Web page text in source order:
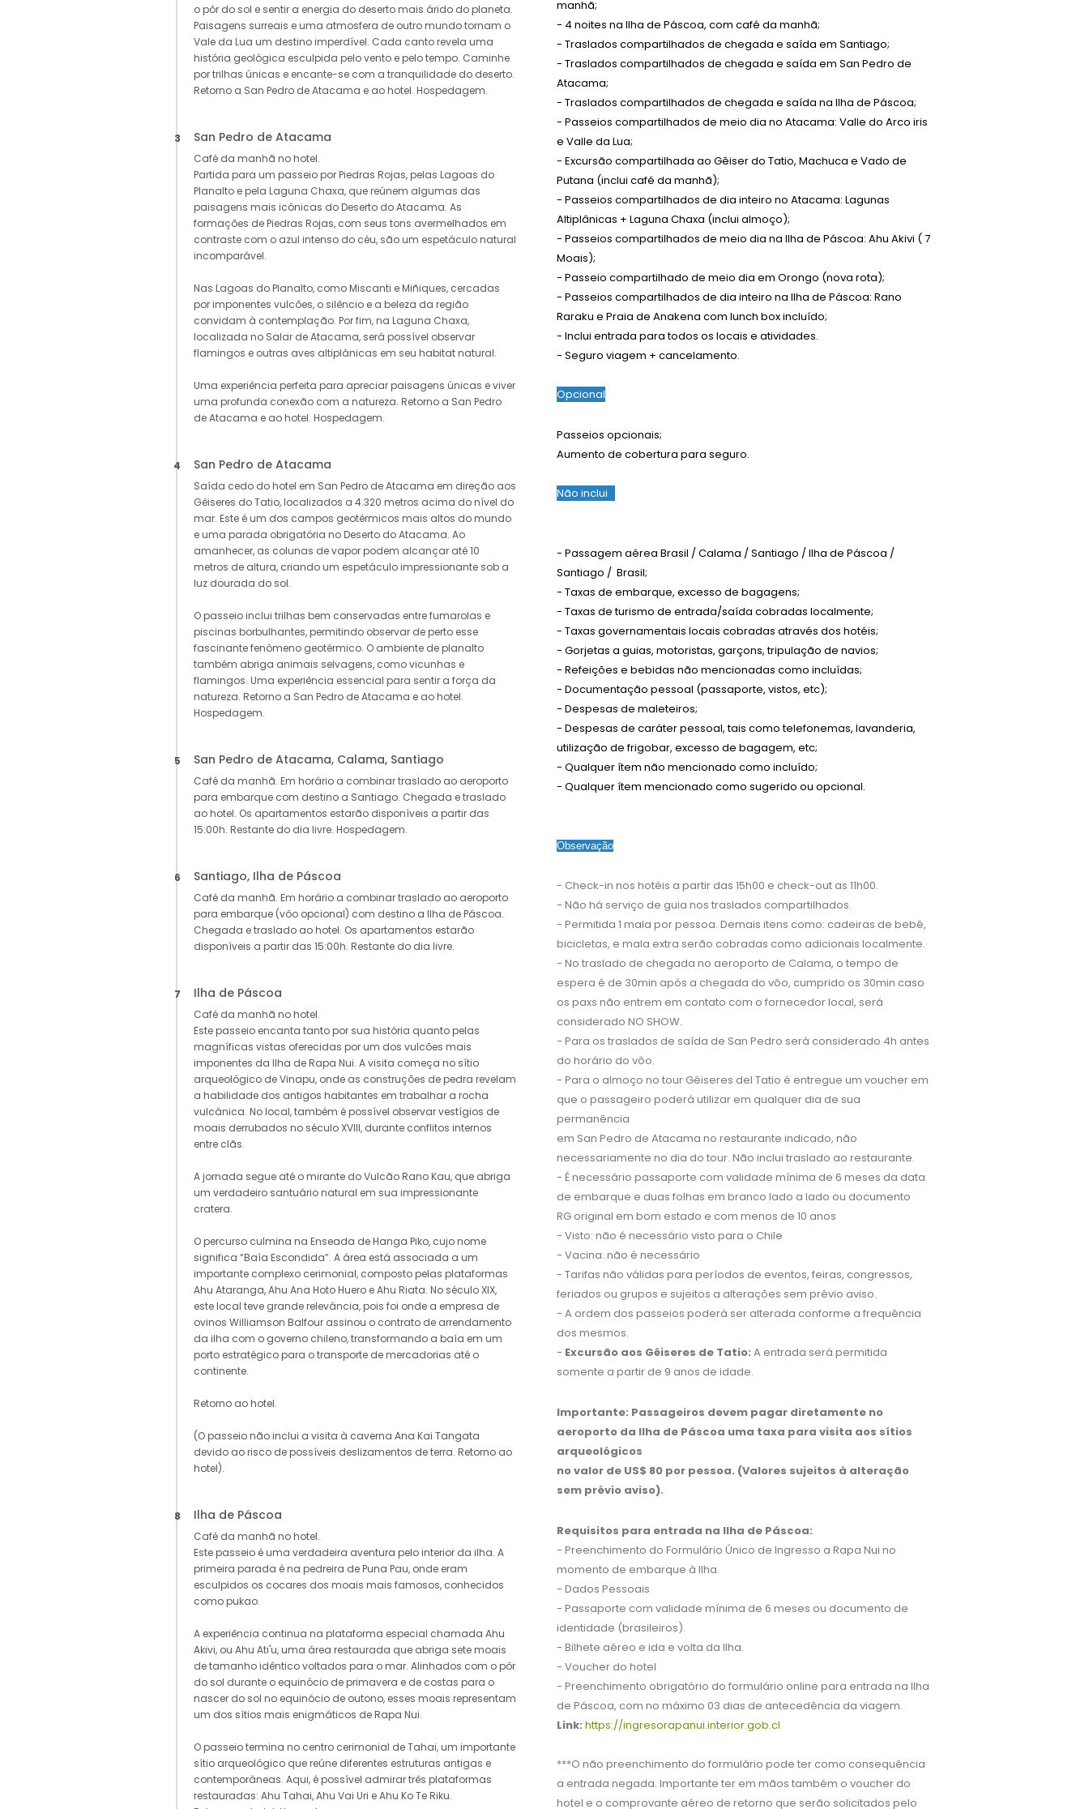
o pôr do sol e sentir a energia do deserto mais árido do planeta.
Paisagens surreais e uma atmosfera de outro mundo tornam o
Vale da Lua um destino imperdível. Cada canto revela uma
história geológica esculpida pelo vento e pelo tempo. Caminhe
por trilhas únicas e encante-se com a tranquilidade do deserto.
Retorno a San Pedro de Atacama e ao hotel. Hospedagem.
3 San Pedro de Atacama
Café da manhã no hotel.
Partida para um passeio por Piedras Rojas, pelas Lagoas do
Planalto e pela Laguna Chaxa, que reúnem algumas das
paisagens mais icônicas do Deserto do Atacama. As
formações de Piedras Rojas, com seus tons avermelhados em
contraste com o azul intenso do céu, são um espetáculo natural
incomparável.
Nas Lagoas do Planalto, como Miscanti e Miñiques, cercadas
por imponentes vulcões, o silêncio e a beleza da região
convidam à contemplação. Por fim, na Laguna Chaxa,
localizada no Salar de Atacama, será possível observar
flamingos e outras aves altiplânicas em seu habitat natural.
Uma experiência perfeita para apreciar paisagens únicas e viver
uma profunda conexão com a natureza. Retorno a San Pedro
de Atacama e ao hotel. Hospedagem.
4 San Pedro de Atacama
Saída cedo do hotel em San Pedro de Atacama em direção aos
Gêiseres do Tatio, localizados a 4.320 metros acima do nível do
mar. Este é um dos campos geotérmicos mais altos do mundo
e uma parada obrigatória no Deserto do Atacama. Ao
amanhecer, as colunas de vapor podem alcançar até 10
metros de altura, criando um espetáculo impressionante sob a
luz dourada do sol.
O passeio inclui trilhas bem conservadas entre fumarolas e
piscinas borbulhantes, permitindo observar de perto esse
fascinante fenômeno geotérmico. O ambiente de planalto
também abriga animais selvagens, como vicunhas e
flamingos. Uma experiência essencial para sentir a força da
natureza. Retorno a San Pedro de Atacama e ao hotel.
Hospedagem.
5 San Pedro de Atacama, Calama, Santiago
Café da manhã. Em horário a combinar traslado ao aeroporto
para embarque com destino a Santiago. Chegada e traslado
ao hotel. Os apartamentos estarão disponíveis a partir das
15:00h. Restante do dia livre. Hospedagem.
6 Santiago, Ilha de Páscoa
Café da manhã. Em horário a combinar traslado ao aeroporto
para embarque (vôo opcional) com destino a Ilha de Páscoa.
Chegada e traslado ao hotel. Os apartamentos estarão
disponíveis a partir das 15:00h. Restante do dia livre.
7 Ilha de Páscoa
Café da manhã no hotel.
Este passeio encanta tanto por sua história quanto pelas
magníficas vistas oferecidas por um dos vulcões mais
imponentes da Ilha de Rapa Nui. A visita começa no sítio
arqueológico de Vinapu, onde as construções de pedra revelam
a habilidade dos antigos habitantes em trabalhar a rocha
vulcânica. No local, também é possível observar vestígios de
moais derrubados no século XVIII, durante conflitos internos
entre clãs.
A jornada segue até o mirante do Vulcão Rano Kau, que abriga
um verdadeiro santuário natural em sua impressionante
cratera.
O percurso culmina na Enseada de Hanga Piko, cujo nome
significa “Baía Escondida”. A área está associada a um
importante complexo cerimonial, composto pelas plataformas
Ahu Ataranga, Ahu Ana Hoto Huero e Ahu Riata. No século XIX,
este local teve grande relevância, pois foi onde a empresa de
ovinos Williamson Balfour assinou o contrato de arrendamento
da ilha com o governo chileno, transformando a baía em um
porto estratégico para o transporte de mercadorias até o
continente.
Retorno ao hotel.
(O passeio não inclui a visita à caverna Ana Kai Tangata
devido ao risco de possíveis deslizamentos de terra. Retorno ao
hotel).
8 Ilha de Páscoa
Café da manhã no hotel.
Este passeio é uma verdadeira aventura pelo interior da ilha. A
primeira parada é na pedreira de Puna Pau, onde eram
esculpidos os cocares dos moais mais famosos, conhecidos
como pukao.
A experiência continua na plataforma especial chamada Ahu
Akivi, ou Ahu Ati'u, uma área restaurada que abriga sete moais
de tamanho idêntico voltados para o mar. Alinhados com o pôr
do sol durante o equinócio de primavera e de costas para o
nascer do sol no equinócio de outono, esses moais representam
um dos sítios mais enigmáticos de Rapa Nui.
O passeio termina no centro cerimonial de Tahai, um importante
sítio arqueológico que reúne diferentes estruturas antigas e
contemporâneas. Aqui, é possível admirar três plataformas
restauradas: Ahu Tahai, Ahu Vai Uri e Ahu Ko Te Riku.
manhã;
- 4 noites na Ilha de Páscoa, com café da manhã;
- Traslados compartilhados de chegada e saída em Santiago;
- Traslados compartilhados de chegada e saída em San Pedro de
Atacama;
- Traslados compartilhados de chegada e saída na Ilha de Páscoa;
- Passeios compartilhados de meio dia no Atacama: Valle do Arco iris
e Valle da Lua;
- Excursão compartilhada ao Gêiser do Tatio, Machuca e Vado de
Putana (inclui café da manhã);
- Passeios compartilhados de dia inteiro no Atacama: Lagunas
Altiplânicas + Laguna Chaxa (inclui almoço);
- Passeios compartilhados de meio dia na Ilha de Páscoa: Ahu Akivi ( 7
Moais);
- Passeio compartilhado de meio dia em Orongo (nova rota);
- Passeios compartilhados de dia inteiro na Ilha de Páscoa: Rano
Raraku e Praia de Anakena com lunch box incluído;
- Inclui entrada para todos os locais e atividades.
- Seguro viagem + cancelamento.
Opcional
Passeios opcionais;
Aumento de cobertura para seguro.
Não inclui
- Passagem aérea Brasil / Calama / Santiago / Ilha de Páscoa /
Santiago / Brasil;
- Taxas de embarque, excesso de bagagens;
- Taxas de turismo de entrada/saída cobradas localmente;
- Taxas governamentais locais cobradas através dos hotéis;
- Gorjetas a guias, motoristas, garçons, tripulação de navios;
- Refeições e bebidas não mencionadas como incluídas;
- Documentação pessoal (passaporte, vistos, etc);
- Despesas de maleteiros;
- Despesas de caráter pessoal, tais como telefonemas, lavanderia,
utilização de frigobar, excesso de bagagem, etc;
- Qualquer ítem não mencionado como incluído;
- Qualquer ítem mencionado como sugerido ou opcional.
Observação
- Check-in nos hotéis a partir das 15h00 e check-out as 11h00.
- Não há serviço de guia nos traslados compartilhados.
- Permitida 1 mala por pessoa. Demais itens como: cadeiras de bebê,
bicicletas, e mala extra serão cobradas como adicionais localmente.
- No traslado de chegada no aeroporto de Calama, o tempo de
espera é de 30min após a chegada do vôo, cumprido os 30min caso
os paxs não entrem em contato com o fornecedor local, será
considerado NO SHOW.
- Para os traslados de saída de San Pedro será considerado 4h antes
do horário do vôo.
- Para o almoço no tour Gêiseres del Tatio é entregue um voucher em
que o passageiro poderá utilizar em qualquer dia de sua
permanência
em San Pedro de Atacama no restaurante indicado, não
necessariamente no dia do tour. Não inclui traslado ao restaurante.
- É necessário passaporte com validade mínima de 6 meses da data
de embarque e duas folhas em branco lado a lado ou documento
RG original em bom estado e com menos de 10 anos
- Visto: não é necessário visto para o Chile
- Vacina: não é necessário
- Tarifas não válidas para períodos de eventos, feiras, congressos,
feriados ou grupos e sujeitos a alterações sem prévio aviso.
- A ordem dos passeios poderá ser alterada conforme a frequência
dos mesmos.
- Excursão aos Gêiseres de Tatio: A entrada será permitida
somente a partir de 9 anos de idade.
Importante: Passageiros devem pagar diretamente no
aeroporto da Ilha de Páscoa uma taxa para visita aos sítios
arqueológicos
no valor de US$ 80 por pessoa. (Valores sujeitos à alteração
sem prévio aviso).
Requisitos para entrada na Ilha de Páscoa:
- Preenchimento do Formulário Único de Ingresso a Rapa Nui no
momento de embarque à Ilha.
- Dados Pessoais
- Passaporte com validade mínima de 6 meses ou documento de
identidade (brasileiros).
- Bilhete aéreo e ida e volta da Ilha.
- Voucher do hotel
- Preenchimento obrigatório do formulário online para entrada na Ilha
de Páscoa, com no máximo 03 dias de antecedência da viagem.
Link: https://ingresorapanui.interior.gob.cl
***O não preenchimento do formulário pode ter como consequência
a entrada negada. Importante ter em mãos também o voucher do
hotel e o comprovante aéreo de retorno que serão solicitados pelo